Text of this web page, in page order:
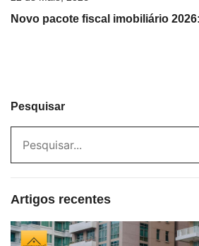
Novo pacote fiscal imobiliário
Pesquisar
Artigos recentes